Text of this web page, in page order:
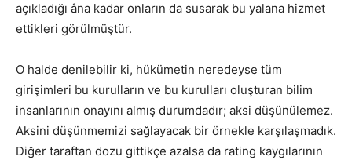
açıkladığı âna kadar onların da susarak bu yalana hizmet
ettikleri görülmüştür.
O halde denilebilir ki, hükümetin neredeyse tüm
girişimleri bu kurulların ve bu kurulları oluşturan bilim
insanlarının onayını almış durumdadır; aksi düşünülemez.
Aksini düşünmemizi sağlayacak bir örnekle karşılaşmadık.
Diğer taraftan dozu gittikçe azalsa da rating kaygılarının